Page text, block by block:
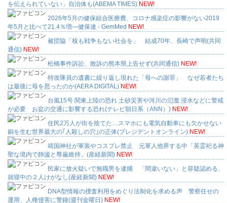
を伝えられていない」自治体も(ABEMA TIMES) NEW!
2026年5月の健保組合医療費、コロナ感染症の影響がない2019
年5月と比べて21.4％増—健保連 - GemMed NEW!
被団協「核も戦争もない社会を」 結成70年、長崎で声明(共同
通信) NEW!
松橋事件訴訟、敗訴の熊本県上告せず(共同通信) NEW!
特攻隊員の遺書に繰り返し現れた「母への謝罪」 なぜ若者たち
は最後に母を思ったのか(AERA DIGITAL) NEW!
台風15号 関東上陸の恐れ 土砂災害や河川の氾濫 浸水などに警戒
が必要 お盆の交通に影響する恐れ(テレビ朝日系（ANN）) NEW!
住民2万人が街を捨てた…スマホにも電気自動車にも欠かせない
銅を生む世界最大の｢人殺しの穴｣の正体(プレジデントオンライン) NEW!
靖国神社が軍装やコスプレ禁止 元軍人他界する中「英霊祀る神
聖な境内で静謐と尊厳維持」(産経新聞) NEW!
民家に放火疑いで無職男を逮捕 「間違いない」と容疑認める、
就寝中の２人けがなし(産経新聞) NEW!
DNA型情報の捜査利用をめぐり法制化を求める声 警察任せの
運用、人権侵害に警鐘(週刊金曜日) NEW!